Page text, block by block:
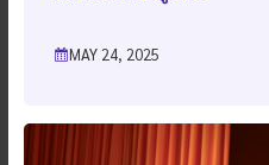
MAY 24, 2025